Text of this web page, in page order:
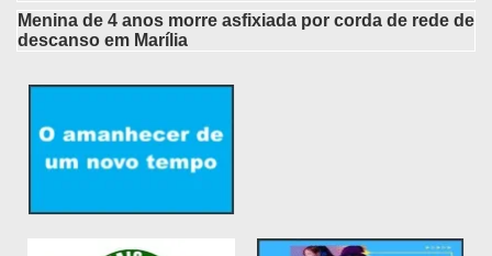
Menina de 4 anos morre asfixiada por corda de rede de
descanso em Marília